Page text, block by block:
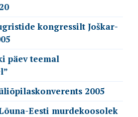
kongressilt Joškar-
päev teemal
2005
Eesti murdekoosolek